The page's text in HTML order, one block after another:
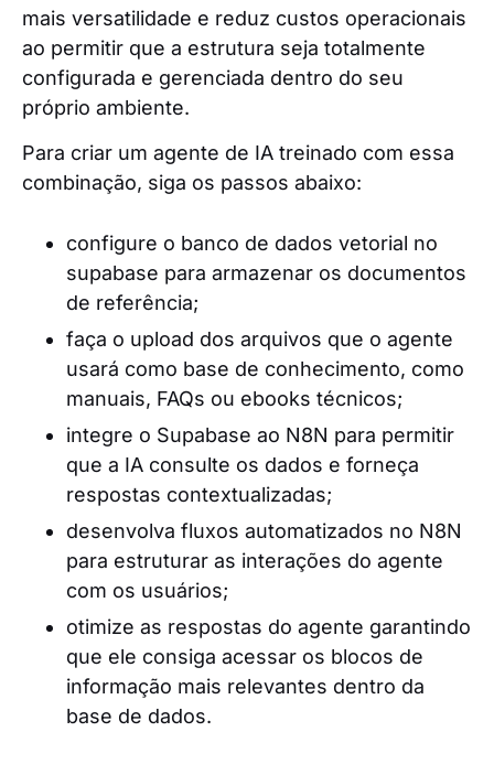
mais versatilidade e reduz custos operacionais
ao permitir que a estrutura seja totalmente
configurada e gerenciada dentro do seu
próprio ambiente.
Para criar um agente de IA treinado com essa
combinação, siga os passos abaixo:
configure o banco de dados vetorial no
supabase para armazenar os documentos
de referência;
faça o upload dos arquivos que o agente
usará como base de conhecimento, como
manuais, FAQs ou ebooks técnicos;
integre o Supabase ao N8N para permitir
que a IA consulte os dados e forneça
respostas contextualizadas;
desenvolva fluxos automatizados no N8N
para estruturar as interações do agente
com os usuários;
otimize as respostas do agente garantindo
que ele consiga acessar os blocos de
informação mais relevantes dentro da
base de dados.